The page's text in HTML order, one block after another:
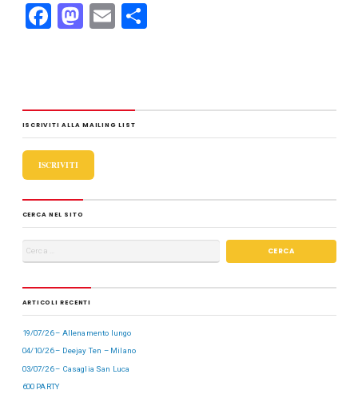
F
b
o
o
k
M
d
o
n
E
vi
di
ISCRIVITI ALLA MAILING LIST
ISCRIVITI
CERCA NEL SITO
ARTICOLI RECENTI
19/07/26 – Allenamento lungo
04/10/26 – Deejay Ten – Milano
03/07/26 – Casaglia San Luca
600 PARTY